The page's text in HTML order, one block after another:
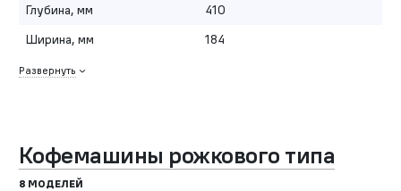
Глубина, мм
410
Ширина, мм
184
Развернуть
Кофемашины рожкового типа
8 МОДЕЛЕЙ